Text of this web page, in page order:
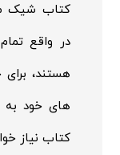
کتاب شیک
در واقع
هستند،
های خود به
کتاب نیاز